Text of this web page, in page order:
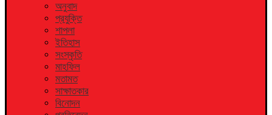
অনুবাদ
প্রযুক্তি
শাপলা
ইতিহাস
সংস্কৃতি
মাহফিল
মতামত
সাক্ষাতকার
বিনোদন